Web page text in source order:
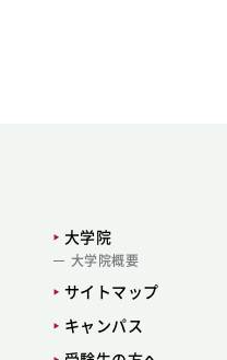
大学院
大学院概要
サイトマップ
キャンパス